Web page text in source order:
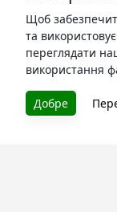
Щоб
та
переглядати
використання
Добре
БУКУРУК
Літературна